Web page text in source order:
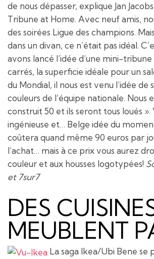
de nous dépasser, explique Jan
Tribune at Home. Avec neuf amis,
des soirées Ligue des champions.
dans un divan, ce n’était pas idéal.
avons lancé l’idée d’une mini-
carrés, la superficie idéale pour un
du Mondial, il nous est venu l’idée de
couleurs de l’équipe nationale. Nous
construit 50 et ils seront tous loués ».
ingénieuse et… Belge idée du
coûtera quand même 90 euros par
l’achat… mais à ce prix vous aurez
couleur et aux housses logotypées!
et 7sur7
DES
MEUBLENT
La saga Ikea/Ubi Bene se